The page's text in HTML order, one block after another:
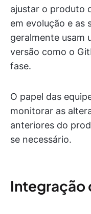
ajustar o produto
em evolução e as
geralmente usam
versão como o
fase.
O papel das
monitorar as
anteriores do
se necessário.
Integração